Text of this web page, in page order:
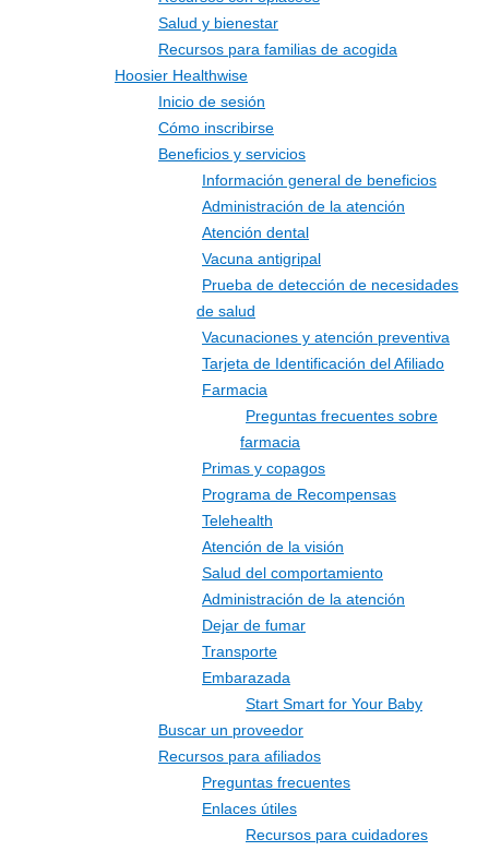
Salud y bienestar
Recursos para familias de acogida
Hoosier Healthwise
Inicio de sesión
Cómo inscribirse
Beneficios y servicios
Información general de beneficios
Administración de la atención
Atención dental
Vacuna antigripal
Prueba de detección de necesidades
de salud
Vacunaciones y atención preventiva
Tarjeta de Identificación del Afiliado
Farmacia
Preguntas frecuentes sobre
farmacia
Primas y copagos
Programa de Recompensas
Telehealth
Atención de la visión
Salud del comportamiento
Administración de la atención
Dejar de fumar
Transporte
Embarazada
Start Smart for Your Baby
Buscar un proveedor
Recursos para afiliados
Preguntas frecuentes
Enlaces útiles
Recursos para cuidadores